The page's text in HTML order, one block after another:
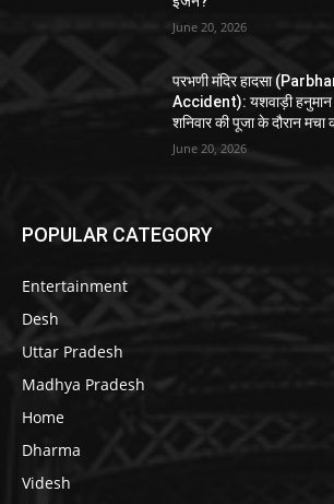
June 20, 2026
परभणी मंदिर हादसा
Accident): यशवाड़ी हनुमान
शनिवार की पूजा के दौरान मचा
June 20, 2026
POPULAR CATEGORY
Entertainment
Desh
Uttar Pradesh
Madhya Pradesh
Home
Dharma
Videsh